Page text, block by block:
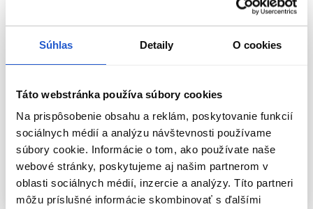
Súhlas Detaily O cookies
Táto webstránka používa súbory cookies
Na prispôsobenie obsahu a reklám, poskytovanie funkcií
sociálnych médií a analýzu návštevnosti používame
súbory cookie. Informácie o tom, ako používate naše
webové stránky, poskytujeme aj našim partnerom v
oblasti sociálnych médií, inzercie a analýzy. Títo partneri
môžu príslušné informácie skombinovať s ďalšími
Oficiálna distribúcia
Wella Professionals Color Touch
Oxidačné farby na vlasy
9.75 €
Kúpiť
Skladom ㅤ
Oficiálna distribúcia
Wella Koleston Perfect ME+
9.75 €
Kúpiť
Skladom ㅤ